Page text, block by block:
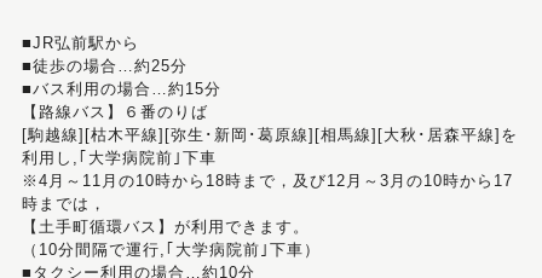
■JR弘前駅から
■徒歩の場合…約25分
■バス利用の場合…約15分
【路線バス】６番のりば
[駒越線][枯木平線][弥生･新岡･葛原線][相馬線][大秋･居森平線]を
利用し,｢大学病院前｣下車
※4月～11月の10時から18時まで，及び12月～3月の10時から17
時までは，
【土手町循環バス】が利用できます。
（10分間隔で運行,｢大学病院前｣下車）
■タクシー利用の場合…約10分